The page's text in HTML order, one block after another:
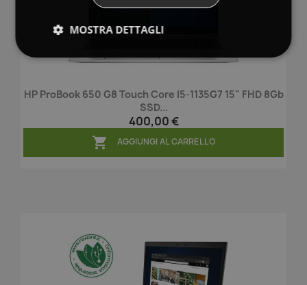
HP ProBook 650 G8 Touch Core I5-1135G7 15" FHD 8Gb
SSD...
400,00 €
 AGGIUNGI AL CARRELLO
MOSTRA DETTAGLI